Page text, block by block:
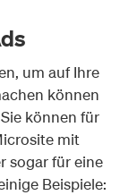
um auf Ihre
können
können für
mit
sogar für eine
Beispiele: